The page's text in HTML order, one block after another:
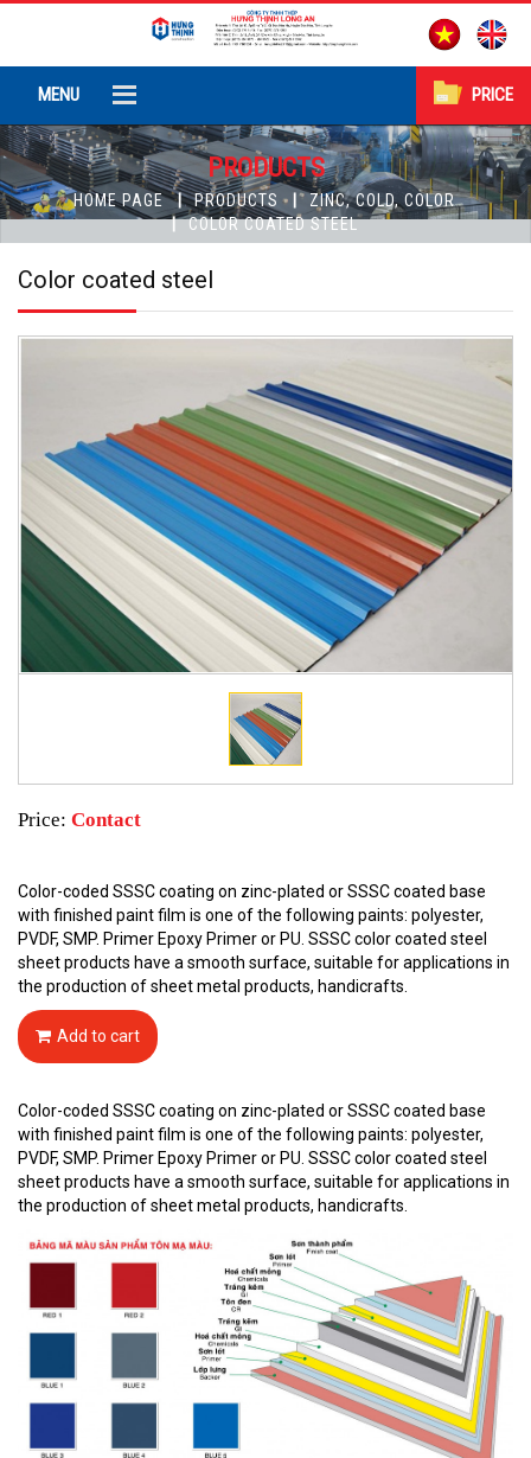
MENU PRICE
PRODUCTS
HOME PAGE PRODUCTS
ZINC, COLD, COLOR
COLOR COATED STEEL
Color coated steel
Price: Contact
Color-coded SSSC coating on zinc-plated or SSSC coated base
with finished paint film is one of the following paints: polyester,
PVDF, SMP. Primer Epoxy Primer or PU. SSSC color coated steel
sheet products have a smooth surface, suitable for applications in
the production of sheet metal products, handicrafts.
Add to cart
Color-coded SSSC coating on zinc-plated or SSSC coated base
with finished paint film is one of the following paints: polyester,
PVDF, SMP. Primer Epoxy Primer or PU. SSSC color coated steel
sheet products have a smooth surface, suitable for applications in
the production of sheet metal products, handicrafts.